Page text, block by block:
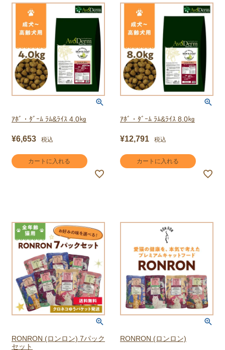
ｱﾎﾞ・ﾀﾞｰﾑ ﾗﾑ&ﾗｲｽ 4.0㎏
¥6,653 税込
カートに入れる
ｱﾎﾞ・ﾀﾞｰﾑ ﾗﾑ&ﾗｲｽ 8.0㎏
¥12,791 税込
カートに入れる
RONRON (ロンロン) 7パック
セット
RONRON (ロンロン)